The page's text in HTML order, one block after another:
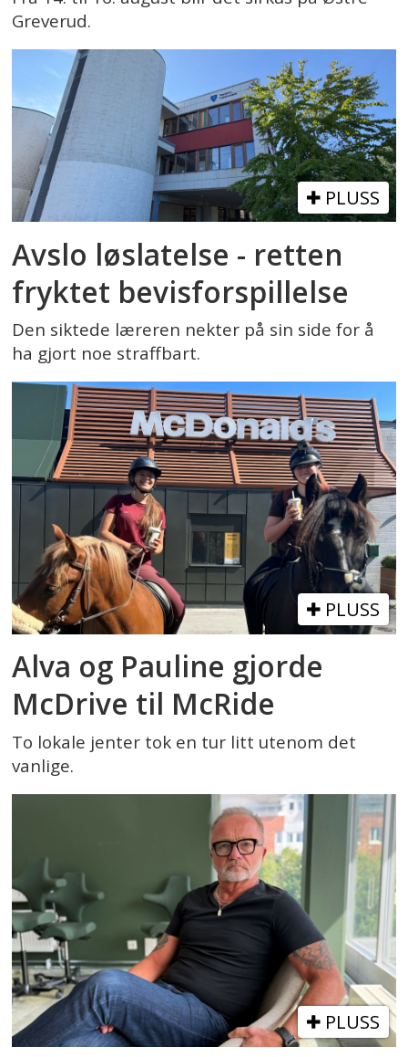
Greverud.
PLUSS
Avslo løslatelse - retten
fryktet bevisforspillelse
Den siktede læreren nekter på sin side for å
ha gjort noe straffbart.
PLUSS
Alva og Pauline gjorde
McDrive til McRide
To lokale jenter tok en tur litt utenom det
vanlige.
PLUSS